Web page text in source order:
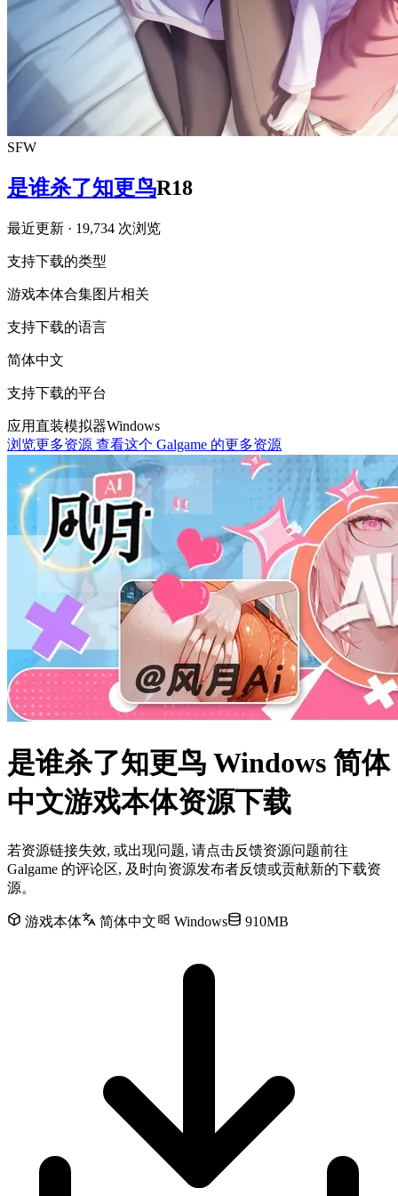
SFW
是谁杀了知更鸟R18
最近更新 · 19,734 次浏览
支持下载的类型
游戏本体合集图片相关
支持下载的语言
简体中文
支持下载的平台
应用直装模拟器Windows
浏览更多资源 查看这个 Galgame 的更多资源
是谁杀了知更鸟 Windows 简体
中文游戏本体资源下载
若资源链接失效, 或出现问题, 请点击反馈资源问题前往
Galgame 的评论区, 及时向资源发布者反馈或贡献新的下载资
源。
游戏本体 简体中文 Windows 910MB